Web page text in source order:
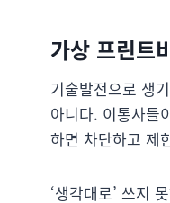
가상 프린트
기술발전으로 생
아니다. 이통사들
하면 차단하고 제
‘생각대로’ 쓰지